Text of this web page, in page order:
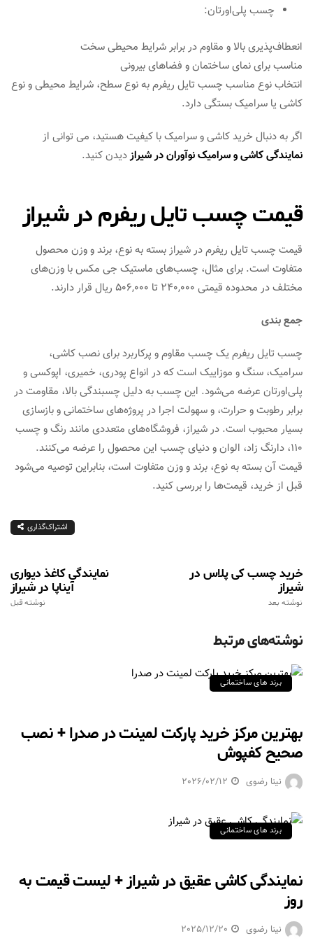
چسب پلی‌اورتان:
انعطاف‌پذیری بالا و مقاوم در برابر شرایط محیطی سخت
مناسب برای نمای ساختمان و فضاهای بیرونی
انتخاب نوع مناسب چسب تایل ریفرم به نوع سطح، شرایط محیطی و نوع
کاشی یا سرامیک بستگی دارد.
اگر به دنبال خرید کاشی و سرامیک با کیفیت هستید، می توانی از
نمایندگی کاشی و سرامیک نوآوران در شیرازدیدن کنید.
قیمت چسب تایل ریفرم در شیراز
قیمت چسب تایل ریفرم در شیراز بسته به نوع، برند و وزن محصول
متفاوت است. برای مثال، چسب‌های ماستیک جی مکس با وزن‌های
مختلف در محدوده قیمتی ۲۴۰,۰۰۰ تا ۵۰۶,۰۰۰ ریال قرار دارند.
جمع بندی
چسب تایل ریفرم یک چسب مقاوم و پرکاربرد برای نصب کاشی،
سرامیک، سنگ و موزاییک است که در انواع پودری، خمیری، اپوکسی و
پلی‌اورتان عرضه می‌شود. این چسب به دلیل چسبندگی بالا، مقاومت در
برابر رطوبت و حرارت، و سهولت اجرا در پروژه‌های ساختمانی و بازسازی
بسیار محبوب است. در شیراز، فروشگاه‌های متعددی مانند رنگ و چسب
110، دارنگ زاد، الوان و دنیای چسب این محصول را عرضه می‌کنند.
قیمت آن بسته به نوع، برند و وزن متفاوت است، بنابراین توصیه می‌شود
قبل از خرید، قیمت‌ها را بررسی کنید.
اشتراک‌گذاری
نمایندگی کاغذ دیواری
آیناپا در شیراز
نوشته قبل
خرید چسب کی پلاس در
شیراز
نوشته بعد
نوشته‌های مرتبط
برند های ساختمانی
بهترین مرکز خرید پارکت لمینت در صدرا + نصب
صحیح کفپوش
نینا رضوی 2026/02/12
برند های ساختمانی
نمایندگی کاشی عقیق در شیراز + لیست قیمت به
روز
نینا رضوی 2025/12/20